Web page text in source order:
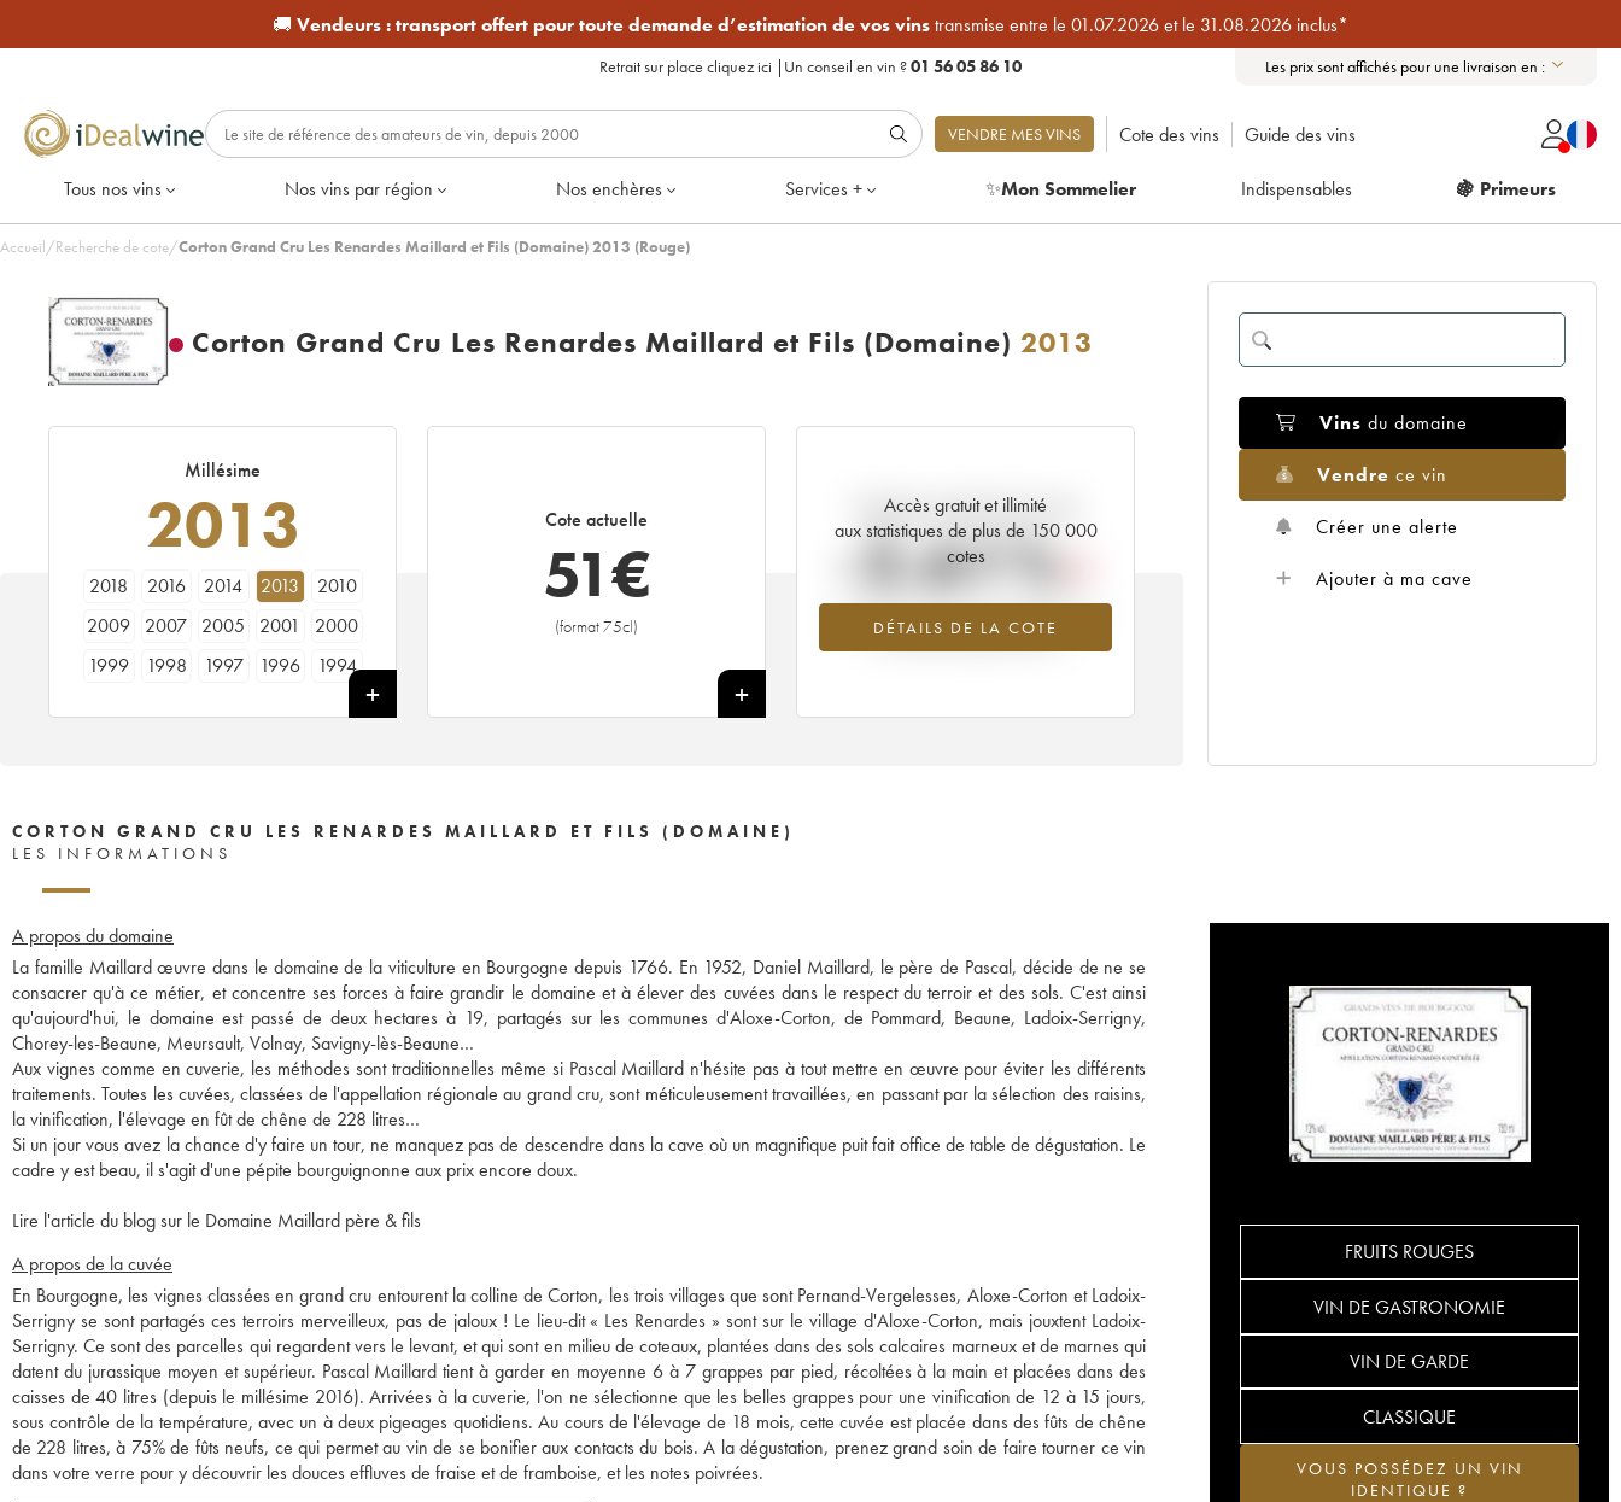
🚚 Vendeurs :transport offert pour toute demande d’estimation de vos vinstransmise entre le 01.07.2026 et le 31.08.2026 inclus*
Retrait sur place cliquez ici | Un conseil en vin ?01 56 05 86 10 Les prix sont affichés pour une livraison en :
VENDRE MES VINS Cote des vins Guide des vins
Tous nos vins Nos vins par région Nos enchères Services + ✨Mon Sommelier Indispensables 🍇 Primeurs
Accueil/Recherche de cote/Corton Grand Cru Les Renardes Maillard et Fils (Domaine) 2013 (Rouge)
Corton Grand Cru Les Renardes Maillard et Fils (Domaine) 2013
Millésime
2013
2018 2016 2014 2013
2010
2009
2007 2005 2001
2000
1999
1998 1997 1996
1994
Cote actuelle
51€
(format 75cl)
+
Accès gratuit et illimité
aux statistiques de plus de 150 000
cotes
DÉTAILS DE LA COTE
Tendance actuelle de la cote
-2.61%
Tendance à la baisse du millésime 2013
en 2026 par rapport à 2025
Vins du domaine
Vendre ce vin
Créer une alerte
Ajouter à ma cave
CORTON GRAND CRU LES RENARDES MAILLARD ET FILS (DOMAINE)
LES INFORMATIONS
A propos du domaine
La famille Maillard œuvre dans le domaine de la viticulture en Bourgogne depuis 1766. En 1952, Daniel Maillard, le père de Pascal, décide de ne se
consacrer qu'à ce métier, et concentre ses forces à faire grandir le domaine et à élever des cuvées dans le respect du terroir et des sols. C'est ainsi
qu'aujourd'hui, le domaine est passé de deux hectares à 19, partagés sur les communes d'Aloxe-Corton, de Pommard, Beaune, Ladoix-Serrigny,
Chorey-les-Beaune, Meursault, Volnay, Savigny-lès-Beaune…
Aux vignes comme en cuverie, les méthodes sont traditionnelles même si Pascal Maillard n'hésite pas à tout mettre en œuvre pour éviter les différents
traitements. Toutes les cuvées, classées de l'appellation régionale au grand cru, sont méticuleusement travaillées, en passant par la sélection des raisins,
la vinification, l'élevage en fût de chêne de 228 litres…
Si un jour vous avez la chance d'y faire un tour, ne manquez pas de descendre dans la cave où un magnifique puit fait office de table de dégustation. Le
cadre y est beau, il s'agit d'une pépite bourguignonne aux prix encore doux.
Lire l'article du blog sur le Domaine Maillard père & fils
A propos de la cuvée
En Bourgogne, les vignes classées en grand cru entourent la colline de Corton, les trois villages que sont Pernand-Vergelesses, Aloxe-Corton et Ladoix-
Serrigny se sont partagés ces terroirs merveilleux, pas de jaloux ! Le lieu-dit « Les Renardes » sont sur le village d'Aloxe-Corton, mais jouxtent Ladoix-
Serrigny. Ce sont des parcelles qui regardent vers le levant, et qui sont en milieu de coteaux, plantées dans des sols calcaires marneux et de marnes qui
datent du jurassique moyen et supérieur. Pascal Maillard tient à garder en moyenne 6 à 7 grappes par pied, récoltées à la main et placées dans des
caisses de 40 litres (depuis le millésime 2016). Arrivées à la cuverie, l'on ne sélectionne que les belles grappes pour une vinification de 12 à 15 jours,
sous contrôle de la température, avec un à deux pigeages quotidiens. Au cours de l'élevage de 18 mois, cette cuvée est placée dans des fûts de chêne
de 228 litres, à 75% de fûts neufs, ce qui permet au vin de se bonifier aux contacts du bois. A la dégustation, prenez grand soin de faire tourner ce vin
dans votre verre pour y découvrir les douces effluves de fraise et de framboise, et les notes poivrées.
FRUITS ROUGES
VIN DE GASTRONOMIE
VIN DE GARDE
CLASSIQUE
VOUS POSSÉDEZ UN VIN
IDENTIQUE ?